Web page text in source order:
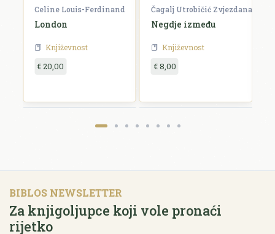
Celine Louis-Ferdinand
London
Književnost
€ 20,00
Čagalj Utrobičić Zvjezdana
Negdje između
Književnost
€ 8,00
BIBLOS NEWSLETTER
Za knjigoljupce koji vole pronaći
rijetko